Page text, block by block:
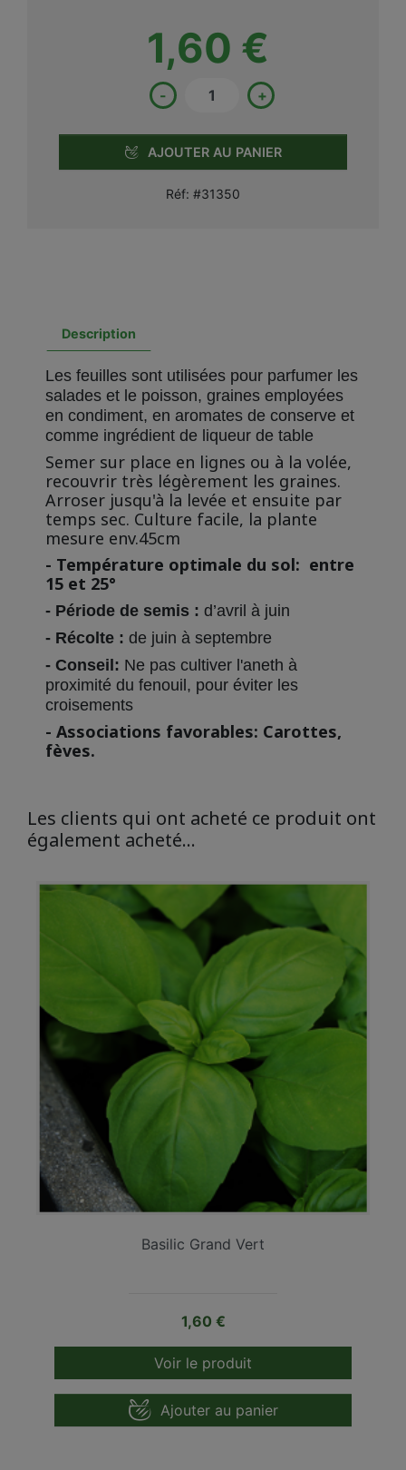
1,60 €
- +
AJOUTER AU PANIER
Réf: #31350
Description
Les feuilles sont utilisées pour parfumer les
salades et le poisson, graines employées
en condiment, en aromates de conserve et
comme ingrédient de liqueur de table
Semer sur place en lignes ou à la volée,
recouvrir très légèrement les graines.
Arroser jusqu'à la levée et ensuite par
temps sec. Culture facile, la plante
mesure env.45cm
- Température optimale du sol: entre
15 et 25°
- Période de semis : d’avril à juin
- Récolte : de juin à septembre
- Conseil: Ne pas cultiver l'aneth à
proximité du fenouil, pour éviter les
croisements
- Associations favorables: Carottes,
fèves.
Les clients qui ont acheté ce produit ont
également acheté...
Basilic Grand Vert
Prix
1,60 €
Voir le produit
Ajouter au panier